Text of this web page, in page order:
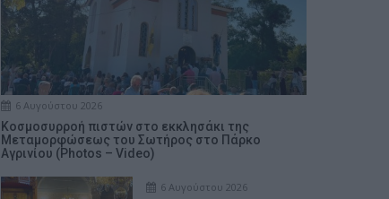
6 Αυγούστου 2026
Κοσμοσυρροή πιστών στο εκκλησάκι της
Μεταμορφώσεως του Σωτήρος στο Πάρκο
Αγρινίου (Photos – Video)
6 Αυγούστου 2026